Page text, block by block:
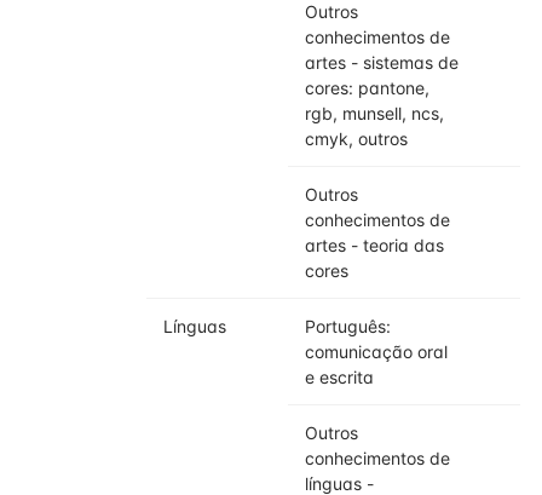
Outros
conhecimentos de
artes - sistemas de
cores: pantone,
rgb, munsell, ncs,
cmyk, outros
Outros
conhecimentos de
artes - teoria das
cores
Línguas
Português:
comunicação oral
e escrita
Outros
conhecimentos de
línguas -